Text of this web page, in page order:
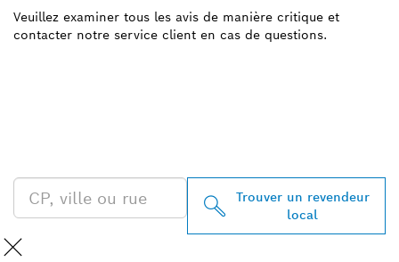
Veuillez examiner tous les avis de manière critique et
contacter notre service client en cas de questions.
Trouver un revendeur
local